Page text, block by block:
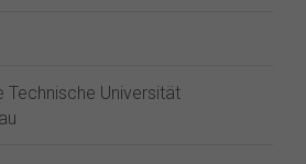
Technische Universität